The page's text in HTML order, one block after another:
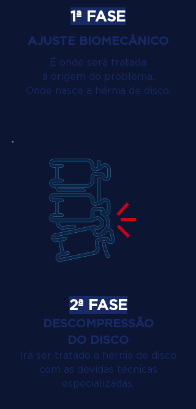
1ª FASE
AJUSTE BIOMECÂNICO
É onde será tratada
a origem do problema.
Onde nasce a hérnia de disco.
2ª FASE
DESCOMPRESSÃO
DO DISCO
Irá ser tratado a hérnia de disco
com as devidas técnicas
especializadas.